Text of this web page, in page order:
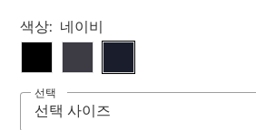
Select product
색상: 네이비
선택